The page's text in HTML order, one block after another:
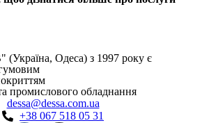
Одеса) з 1997 року є
промислового обладнання
dessa@dessa.com.ua
+38 067 518 05 31